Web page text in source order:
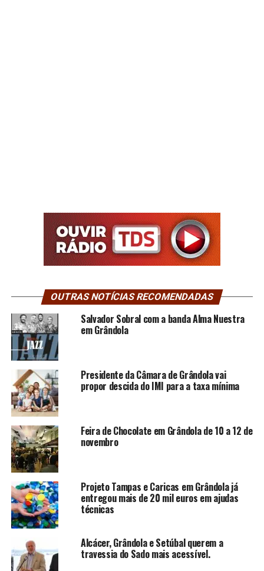
OUTRAS NOTÍCIAS RECOMENDADAS
Salvador Sobral com a banda Alma Nuestra
em Grândola
Presidente da Câmara de Grândola vai
propor descida do IMI para a taxa mínima
Feira de Chocolate em Grândola de 10 a 12 de
novembro
Projeto Tampas e Caricas em Grândola já
entregou mais de 20 mil euros em ajudas
técnicas
Alcácer, Grândola e Setúbal querem a
travessia do Sado mais acessível.